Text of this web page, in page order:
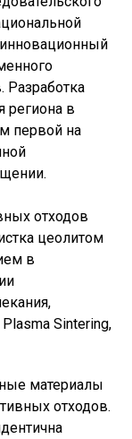
Разработка
региона в
первой на
отходов
цеолитом
в
Sintering,
материалы
отходов.